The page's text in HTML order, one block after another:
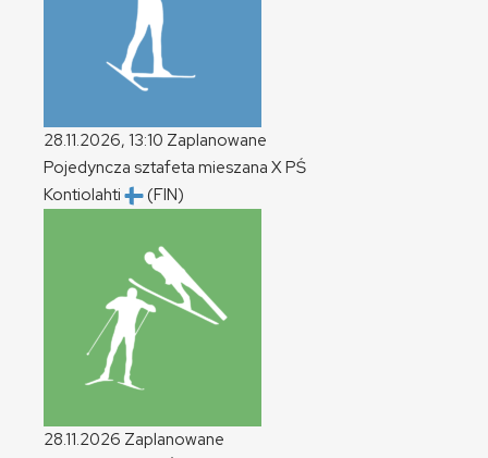
28.11.2026, 13:10 Zaplanowane
Pojedyncza sztafeta mieszana XPŚ
Kontiolahti
(FIN)
28.11.2026 Zaplanowane